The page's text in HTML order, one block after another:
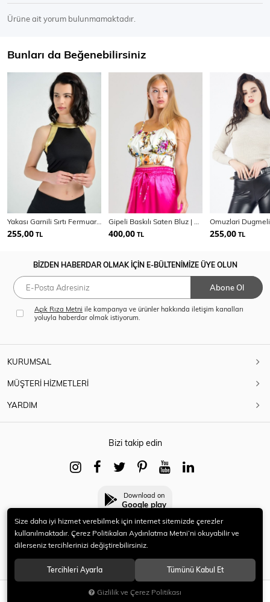
SEPETE EKLE
Ürüne ait yorum bulunmamaktadır.
Bunları da Beğenebilirsiniz
Yakası Garnili Sırtı Fermuarlı Bluz
255,00 TL 400,00 TL 255,00 TL
BİZDEN HABERDAR OLMAK İÇİN E-BÜLTENİMİZE ÜYE OLUN
Abone Ol
Açık Rıza Metni ile kampanya ve ürünler hakkında iletişim kanalları
yoluyla haberdar olmak istiyorum.
KURUMSAL
MÜŞTERİ HİZMETLERİ
YARDIM
Bizi takip edin
Download on
Google play
© 2021 HERYENİ. Tüm hakları saklıdır.
Size daha iyi hizmet verebilmek için internet sitemizde çerezler
kullanılmaktadır. Çerez Politikaları Aydınlatma Metni’ni okuyabilir ve
dilerseniz tercihlerinizi değiştirebilirsiniz.
Tercihleri Ayarla Tümünü Kabul Et
Gizlilik ve Çerez Politikası